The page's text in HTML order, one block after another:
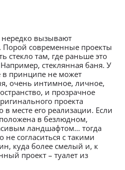
вызывают
Порой современные проекты
стекло там, где раньше это
стеклянная баня. У
в принципе не может
очень интимное, личное,
и прозрачное
проекта
в месте его реализации. Если
в безлюдном,
ландшафтом… тогда
согласиться с такими
куда более смелый и, к
проект – туалет из